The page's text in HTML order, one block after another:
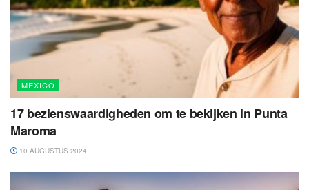
MEXICO
17 bezienswaardigheden om te bekijken in Punta
Maroma
10 AUGUSTUS 2024